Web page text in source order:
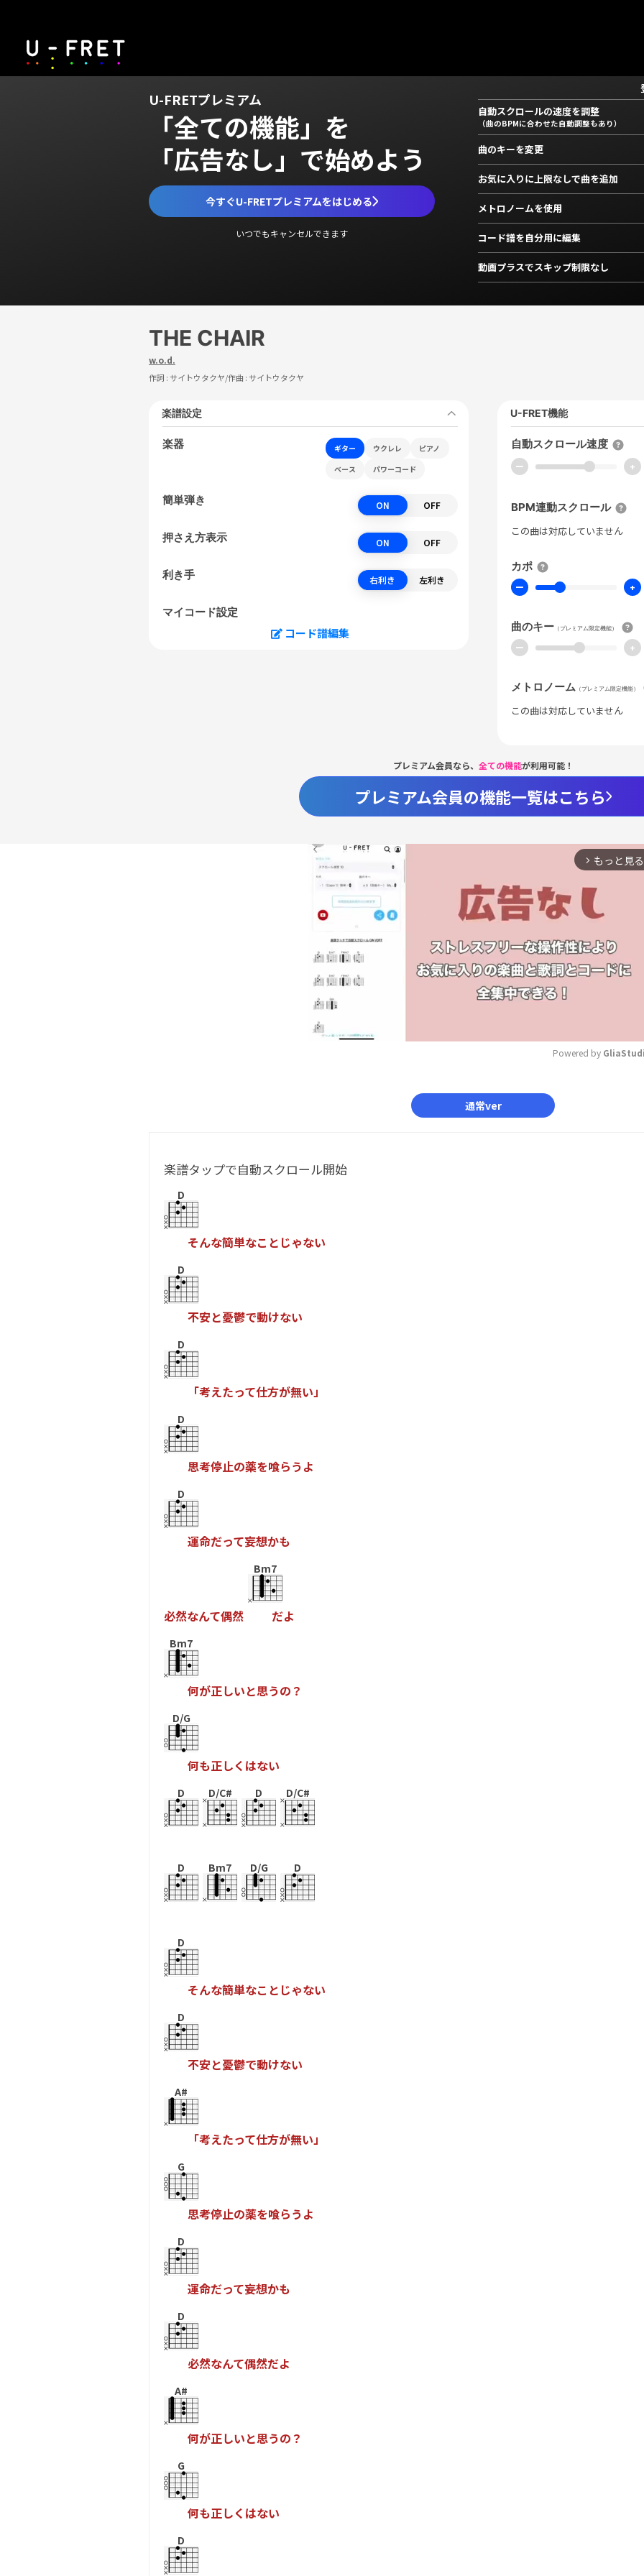
U-FRETプレミアム
「全ての機能」を
「広告なし」で始めよう
今すぐU-FRETプレミアムをはじめる
いつでもキャンセルできます
自動スクロールの速度を調整
（曲のBPMに合わせた自動調整もあり）
曲のキーを変更
お気に入りに上限なしで曲を追加
メトロノームを使用
コード譜を自分用に編集
動画プラスでスキップ制限なし
THE CHAIR
w.o.d.
作詞 :サイトウタクヤ/作曲 :サイトウタクヤ
楽譜設定
楽器 ギター ウクレレ
ピアノ
ベース
パワーコード
簡単弾き ON OFF
押さえ方表示 ON OFF
利き手 右利き 左利き
マイコード設定
コード譜編集
U-FRET機能
自動スクロール速度
ー +
BPM連動スクロール
この曲は対応していません
カポ
ー +
曲のキー （プレミアム限定機能）
ー +
メトロノーム （プレミアム限定機能）
この曲は対応していません
プレミアム会員なら、 全ての機能が利用可能！
プレミアム会員の機能一覧はこちら
arrow_forward_ios もっと見る
Powered by
通常ver
楽譜タップで自動スクロール開始
D
そんな簡単なこ と じゃない
D
不安と憂鬱で動けない
D
「考えたって仕方が無い」
D
思考停止の薬を喰らう よ
D
運命だって妄想かも
必然なんて偶然
Bm7
だよ
Bm7
何が正しいと思うの ？
D/G
何も正しく はない
D D/C# D D/C#
D Bm7 D/G D
D
そんな簡単なこ と じゃない
D
不安と憂鬱で動けない
A#
「考えたって仕方が無い」
G
思考停止の薬を喰らう よ
D
運命だって妄想かも
D
必然なんて偶然だよ
A#
何が正しいと思うの ？
G
何も正しく はない
D